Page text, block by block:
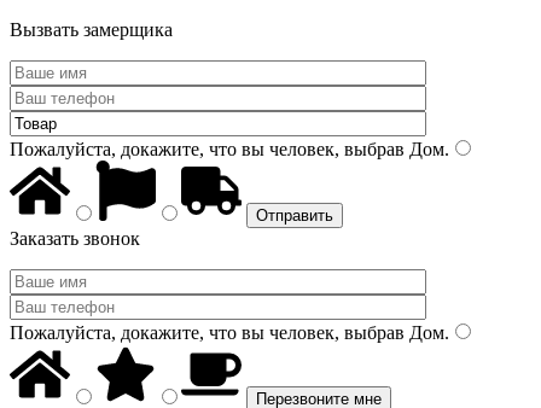
Вызвать замерщика
Пожалуйста, докажите, что вы человек, выбрав Дом.
Заказать звонок
Пожалуйста, докажите, что вы человек, выбрав Дом.